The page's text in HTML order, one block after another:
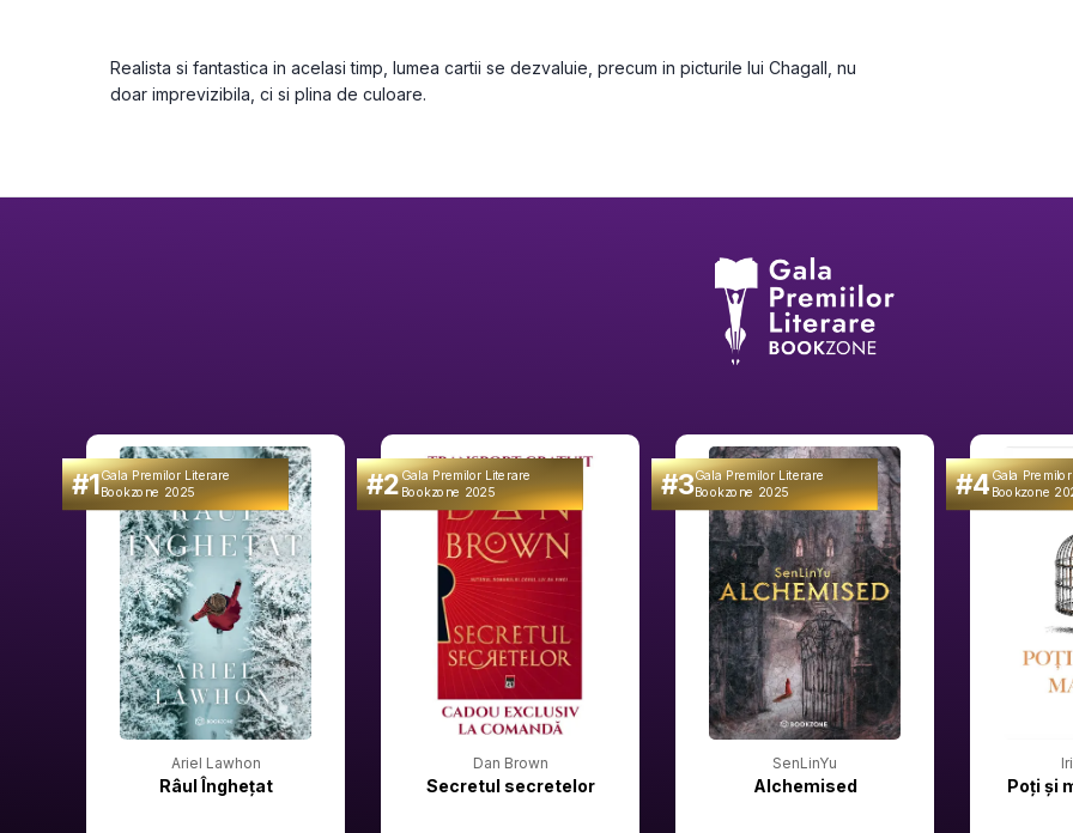
Realista si fantastica in acelasi timp, lumea cartii se dezvaluie, precum in picturile lui Chagall, nu
doar imprevizibila, ci si plina de culoare.
#1Gala Premilor Literare
Bookzone 2025
Ariel Lawhon
Râul Înghețat
#2Gala Premilor Literare
Bookzone 2025
Dan Brown
Secretul secretelor
#3Gala Premilor Literare
Bookzone 2025
SenLinYu
Alchemised
#4Gala
Bookzone
Poți și